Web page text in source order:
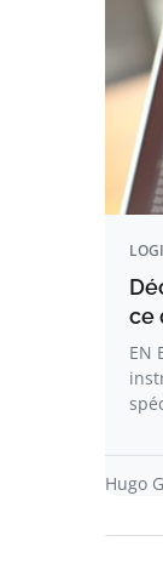
ce
EN
Hugo